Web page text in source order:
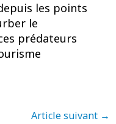
les points
le
prédateurs
Article suivant →